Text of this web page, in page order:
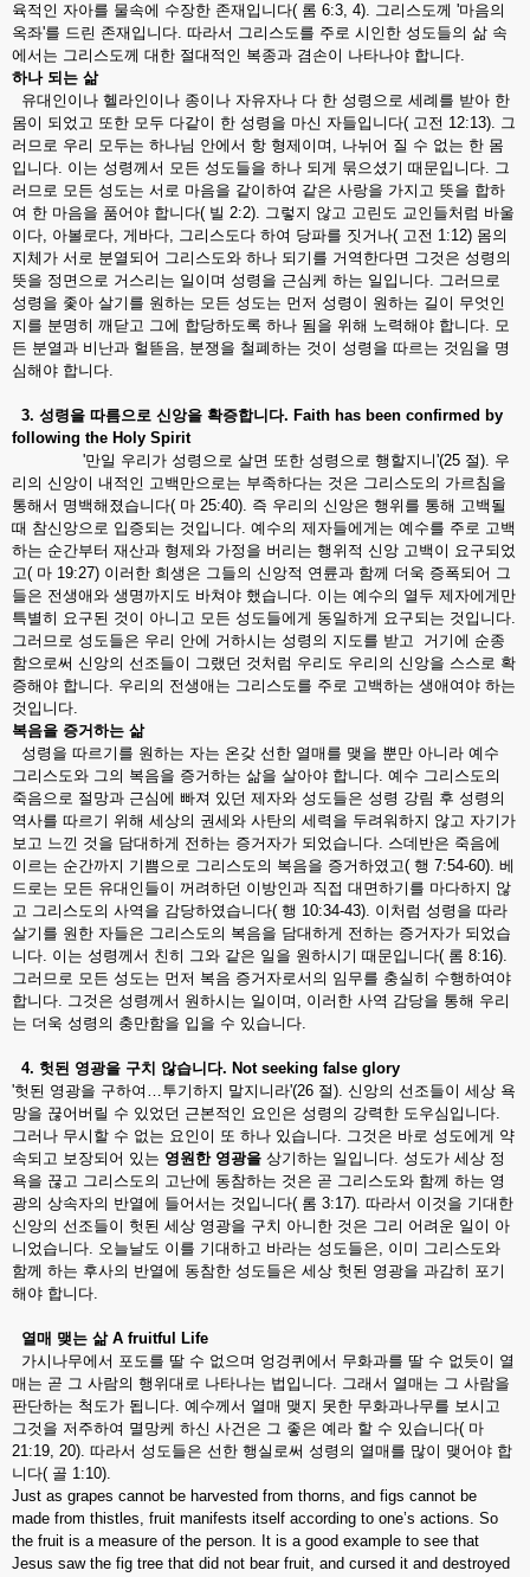
육적인 자아를 물속에 수장한 존재입니다( 롬 6:3, 4). 그리스도께 '마음의
옥좌'를 드린 존재입니다. 따라서 그리스도를 주로 시인한 성도들의 삶 속
에서는 그리스도께 대한 절대적인 복종과 겸손이 나타나야 합니다.
하나 되는 삶
유대인이나 헬라인이나 종이나 자유자나 다 한 성령으로 세례를 받아 한
몸이 되었고 또한 모두 다같이 한 성령을 마신 자들입니다( 고전 12:13). 그
러므로 우리 모두는 하나님 안에서 항 형제이며, 나뉘어 질 수 없는 한 몸
입니다. 이는 성령께서 모든 성도들을 하나 되게 묶으셨기 때문입니다. 그
러므로 모든 성도는 서로 마음을 같이하여 같은 사랑을 가지고 뜻을 합하
여 한 마음을 품어야 합니다( 빌 2:2). 그렇지 않고 고린도 교인들처럼 바울
이다, 아볼로다, 게바다, 그리스도다 하여 당파를 짓거나( 고전 1:12) 몸의
지체가 서로 분열되어 그리스도와 하나 되기를 거역한다면 그것은 성령의
뜻을 정면으로 거스리는 일이며 성령을 근심케 하는 일입니다. 그러므로
성령을 좇아 살기를 원하는 모든 성도는 먼저 성령이 원하는 길이 무엇인
지를 분명히 깨닫고 그에 합당하도록 하나 됨을 위해 노력해야 합니다. 모
든 분열과 비난과 헐뜯음, 분쟁을 철폐하는 것이 성령을 따르는 것임을 명
심해야 합니다.
3. 성령을 따름으로 신앙을 확증합니다. Faith has been confirmed by
following the Holy Spirit
'만일 우리가 성령으로 살면 또한 성령으로 행할지니'(25 절). 우
리의 신앙이 내적인 고백만으로는 부족하다는 것은 그리스도의 가르침을
통해서 명백해졌습니다( 마 25:40). 즉 우리의 신앙은 행위를 통해 고백될
때 참신앙으로 입증되는 것입니다. 예수의 제자들에게는 예수를 주로 고백
하는 순간부터 재산과 형제와 가정을 버리는 행위적 신앙 고백이 요구되었
고( 마 19:27) 이러한 희생은 그들의 신앙적 연륜과 함께 더욱 증폭되어 그
들은 전생애와 생명까지도 바쳐야 했습니다. 이는 예수의 열두 제자에게만
특별히 요구된 것이 아니고 모든 성도들에게 동일하게 요구되는 것입니다.
그러므로 성도들은 우리 안에 거하시는 성령의 지도를 받고 거기에 순종
함으로써 신앙의 선조들이 그랬던 것처럼 우리도 우리의 신앙을 스스로 확
증해야 합니다. 우리의 전생애는 그리스도를 주로 고백하는 생애여야 하는
것입니다.
복음을 증거하는 삶
성령을 따르기를 원하는 자는 온갖 선한 열매를 맺을 뿐만 아니라 예수
그리스도와 그의 복음을 증거하는 삶을 살아야 합니다. 예수 그리스도의
죽음으로 절망과 근심에 빠져 있던 제자와 성도들은 성령 강림 후 성령의
역사를 따르기 위해 세상의 권세와 사탄의 세력을 두려워하지 않고 자기가
보고 느낀 것을 담대하게 전하는 증거자가 되었습니다. 스데반은 죽음에
이르는 순간까지 기쁨으로 그리스도의 복음을 증거하였고( 행 7:54-60). 베
드로는 모든 유대인들이 꺼려하던 이방인과 직접 대면하기를 마다하지 않
고 그리스도의 사역을 감당하였습니다( 행 10:34-43). 이처럼 성령을 따라
살기를 원한 자들은 그리스도의 복음을 담대하게 전하는 증거자가 되었습
니다. 이는 성령께서 친히 그와 같은 일을 원하시기 때문입니다( 롬 8:16).
그러므로 모든 성도는 먼저 복음 증거자로서의 임무를 충실히 수행하여야
합니다. 그것은 성령께서 원하시는 일이며, 이러한 사역 감당을 통해 우리
는 더욱 성령의 충만함을 입을 수 있습니다.
4. 헛된 영광을 구치 않습니다. Not seeking false glory
'헛된 영광을 구하여…투기하지 말지니라'(26 절). 신앙의 선조들이 세상 욕
망을 끊어버릴 수 있었던 근본적인 요인은 성령의 강력한 도우심입니다.
그러나 무시할 수 없는 요인이 또 하나 있습니다. 그것은 바로 성도에게 약
속되고 보장되어 있는 영원한 영광을 상기하는 일입니다. 성도가 세상 정
욕을 끊고 그리스도의 고난에 동참하는 것은 곧 그리스도와 함께 하는 영
광의 상속자의 반열에 들어서는 것입니다( 롬 3:17). 따라서 이것을 기대한
신앙의 선조들이 헛된 세상 영광을 구치 아니한 것은 그리 어려운 일이 아
니었습니다. 오늘날도 이를 기대하고 바라는 성도들은, 이미 그리스도와
함께 하는 후사의 반열에 동참한 성도들은 세상 헛된 영광을 과감히 포기
해야 합니다.
열매 맺는 삶A fruitful Life
가시나무에서 포도를 딸 수 없으며 엉겅퀴에서 무화과를 딸 수 없듯이 열
매는 곧 그 사람의 행위대로 나타나는 법입니다. 그래서 열매는 그 사람을
판단하는 척도가 됩니다. 예수께서 열매 맺지 못한 무화과나무를 보시고
그것을 저주하여 멸망케 하신 사건은 그 좋은 예라 할 수 있습니다( 마
21:19, 20). 따라서 성도들은 선한 행실로써 성령의 열매를 많이 맺어야 합
니다( 골 1:10).
Just as grapes cannot be harvested from thorns, and figs cannot be
made from thistles, fruit manifests itself according to one’s actions. So
the fruit is a measure of the person. It is a good example to see that
Jesus saw the fig tree that did not bear fruit, and cursed it and destroyed